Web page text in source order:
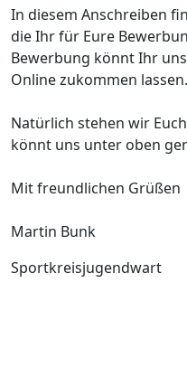
In diesem Anschreiben
die Ihr für Eure
Bewerbung könnt Ihr
Online zukommen lassen.
Natürlich stehen wir
könnt uns unter oben
Mit freundlichen Grüßen
Martin Bunk
Sportkreisjugendwart